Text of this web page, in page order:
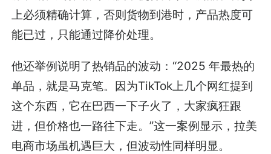
上必须精确计算，否则货物到港时，产品热度可
能已过，只能通过降价处理。
他还举例说明了热销品的波动：“2025 年最热的
单品，就是马克笔。因为TikTok上几个网红提到
这个东西，它在巴西一下子火了，大家疯狂跟
进，但价格也一路往下走。”这一案例显示，拉美
电商市场虽机遇巨大，但波动性同样明显。